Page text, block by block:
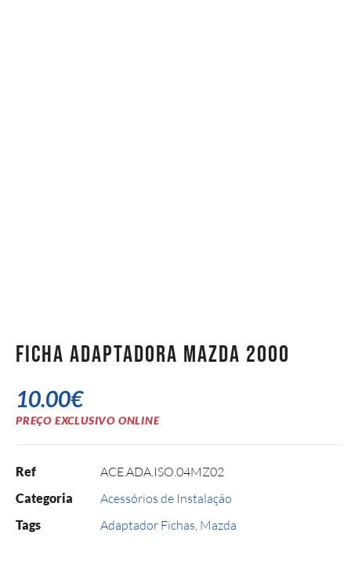
Ficha Adaptadora Mazda 2000
10.00€
PREÇO EXCLUSIVO ONLINE
Ref ACE.ADA.ISO.04MZ02
Categoria Acessórios de Instalação
Tags Adaptador Fichas Mazda